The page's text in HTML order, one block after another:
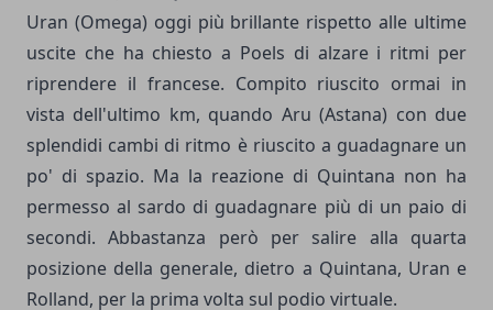
Uran (Omega) oggi più brillante rispetto alle ultime
uscite che ha chiesto a Poels di alzare i ritmi per
riprendere il francese. Compito riuscito ormai in
vista dell'ultimo km, quando Aru (Astana) con due
splendidi cambi di ritmo è riuscito a guadagnare un
po' di spazio. Ma la reazione di Quintana non ha
permesso al sardo di guadagnare più di un paio di
secondi. Abbastanza però per salire alla quarta
posizione della generale, dietro a Quintana, Uran e
Rolland, per la prima volta sul podio virtuale.